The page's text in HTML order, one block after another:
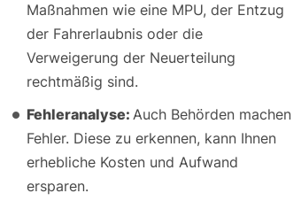
Maßnahmen wie eine MPU, der Entzug
der Fahrerlaubnis oder die
Verweigerung der Neuerteilung
rechtmäßig sind.
Fehleranalyse: Auch Behörden machen
Fehler. Diese zu erkennen, kann Ihnen
erhebliche Kosten und Aufwand
ersparen.